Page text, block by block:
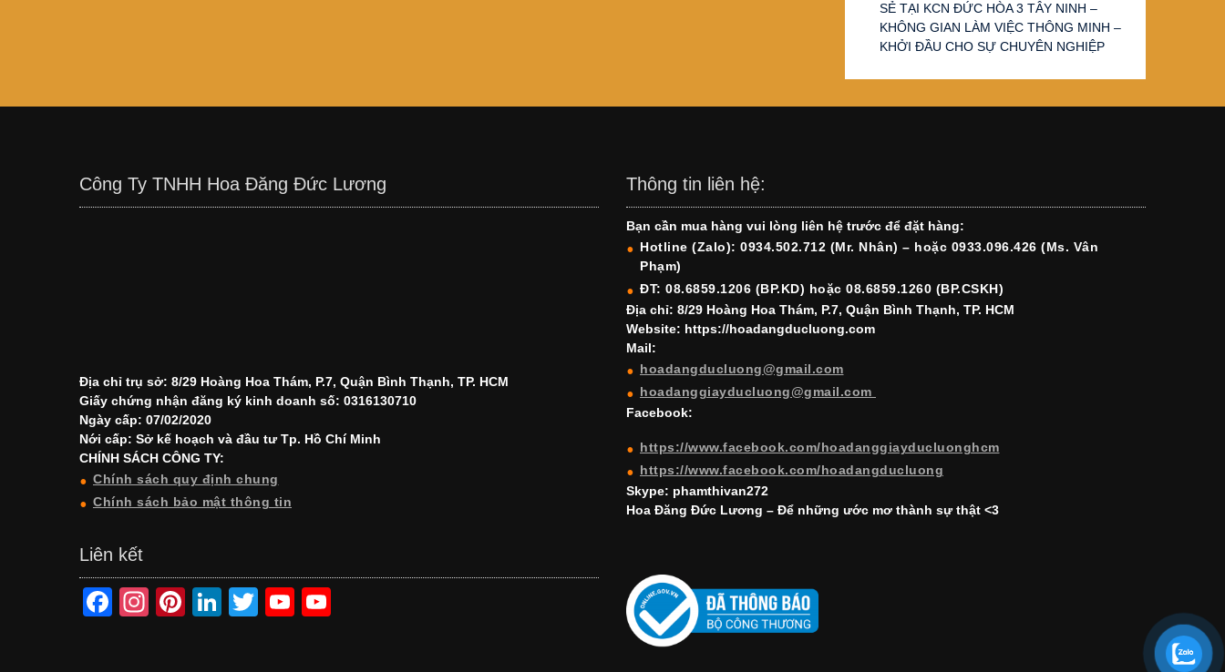
SẺ TẠI KCN ĐỨC HÒA 3 TÂY NINH –
KHÔNG GIAN LÀM VIỆC THÔNG MINH –
KHỞI ĐẦU CHO SỰ CHUYÊN NGHIỆP
Công Ty TNHH Hoa Đăng Đức Lương
Địa chỉ trụ sở: 8/29 Hoàng Hoa Thám, P.7, Quận Bình Thạnh, TP. HCM
Giấy chứng nhận đăng ký kinh doanh số: 0316130710
Ngày cấp: 07/02/2020
Nới cấp: Sở kế hoạch và đầu tư Tp. Hồ Chí Minh
CHÍNH SÁCH CÔNG TY:
Chính sách quy định chung
Chính sách bảo mật thông tin
Liên kết
F
In
Pi
Li
T
Y
Thông tin liên hệ:
Bạn cần mua hàng vui lòng liên hệ trước để đặt hàng:
Hotline (Zalo): 0934.502.712 (Mr. Nhân) – hoặc 0933.096.426 (Ms. Vân
Phạm)
ĐT: 08.6859.1206 (BP.KD) hoặc 08.6859.1260 (BP.CSKH)
Địa chỉ: 8/29 Hoàng Hoa Thám, P.7, Quận Bình Thạnh, TP. HCM
Website: https://hoadangducluong.com
Mail:
hoadangducluong@gmail.com
hoadanggiayducluong@gmail.com
Facebook:
https://www.facebook.com/hoadanggiayducluonghcm
https://www.facebook.com/hoadangducluong
Skype: phamthivan272
Hoa Đăng Đức Lương – Để những ước mơ thành sự thật <3